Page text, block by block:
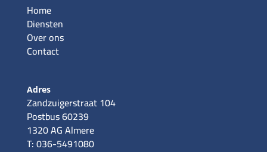
Home
Diensten
Over ons
Contact
Adres
Zandzuigerstraat 104
Postbus 60239
1320 AG Almere
T: 036-5491080